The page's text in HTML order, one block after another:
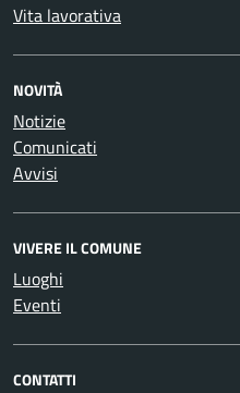
Vita lavorativa
NOVITÀ
Notizie
Comunicati
Avvisi
VIVERE IL COMUNE
Luoghi
Eventi
CONTATTI